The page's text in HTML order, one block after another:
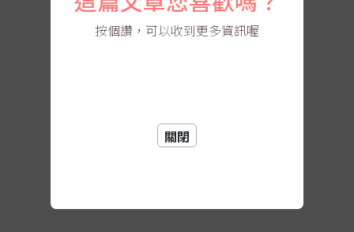
按個讚，可以收到更多資訊喔
關閉